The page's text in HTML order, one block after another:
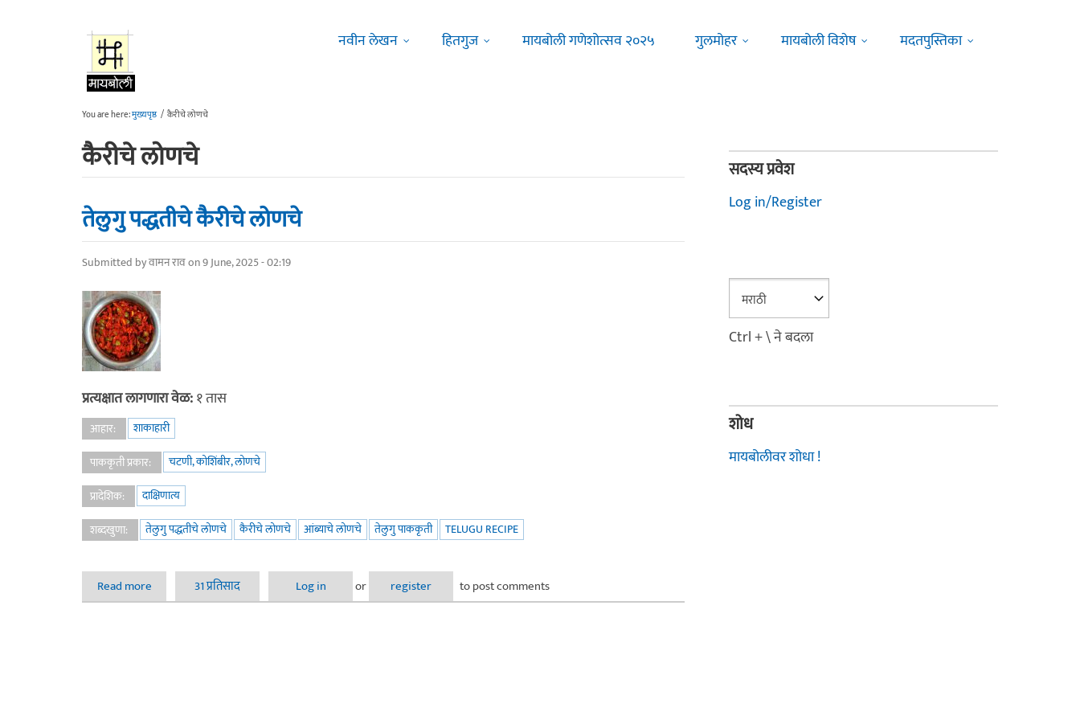
नवीन लेखन
हितगुज मायबोली गणेशोत्सव २०२५ गुलमोहर मायबोली विशेष मदतपुस्तिका
You are here:मुख्यपृष्ठ / कैरीचे लोणचे
कैरीचे लोणचे
तेलुगु पद्धतीचे कैरीचे लोणचे
Submitted byवामन रावon 9 June, 2025 - 02:19
प्रत्यक्षात लागणारा वेळ:१ तास
आहार:
शाकाहारी
पाककृती प्रकार:
चटणी, कोशिंबीर, लोणचे
प्रादेशिक:
दाक्षिणात्य
शब्दखुणा:
तेलुगु पद्धतीचे लोणचे कैरीचे लोणचे आंब्याचे लोणचे तेलुगु पाककृती TELUGU RECIPE
Read more about तेलुगु पद्धतीचे कैरीचे लोणचे
31 प्रतिसाद Log in or register to post comments
सदस्य प्रवेश
Log in/Register
Ctrl + \ ने बदला
शोध
मायबोलीवर शोधा !